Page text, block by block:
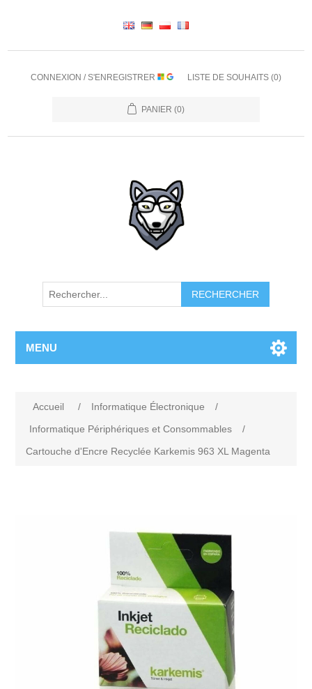
CONNEXION / S'ENREGISTRER LISTE DE SOUHAITS (0)
PANIER (0)
RECHERCHER
MENU
Accueil / Informatique Électronique
/
Informatique Périphériques et Consommables
/
Cartouche d'Encre Recyclée Karkemis 963 XL Magenta